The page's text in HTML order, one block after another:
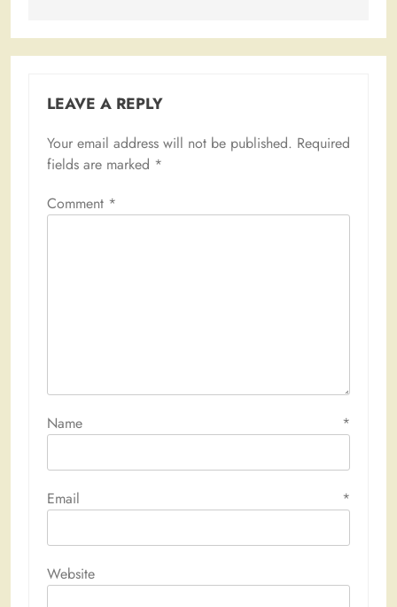
LEAVE A REPLY
Your email address will not be published. Required
fields are marked *
Comment *
Name *
Email *
Website